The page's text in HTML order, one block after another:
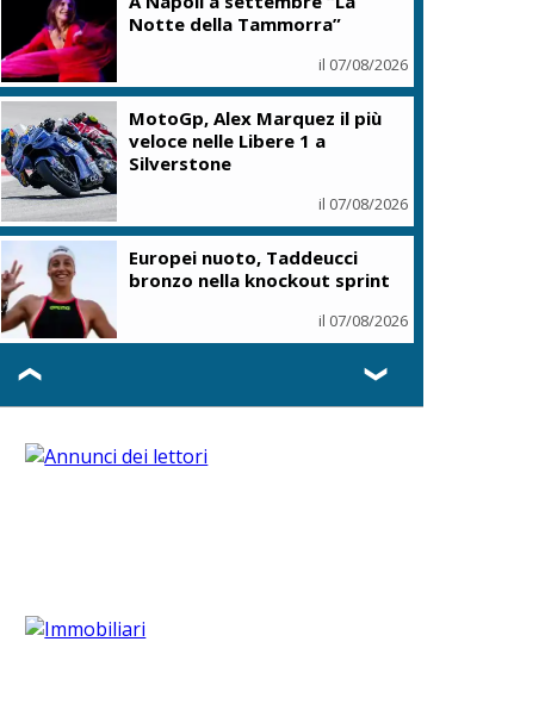
Notte della Tammorra”
il 07/08/2026
MotoGp, Alex Marquez il più
veloce nelle Libere 1 a
Silverstone
il 07/08/2026
Europei nuoto, Taddeucci
bronzo nella knockout sprint
il 07/08/2026
❮ ❯